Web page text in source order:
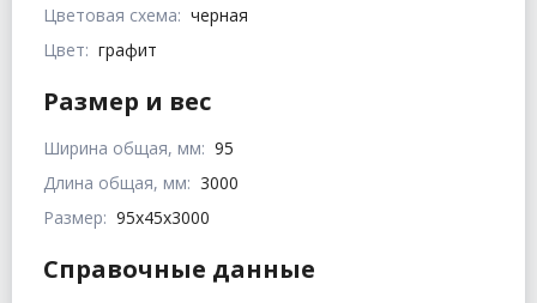
Цветовая схема: черная
Цвет: графит
Размер и вес
Ширина общая, мм: 95
Длина общая, мм: 3000
Размер: 95x45x3000
Справочные данные